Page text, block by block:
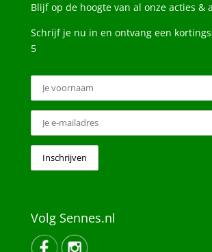
Blijf op de hoogte van al onze acties &
Schrijf je nu in en ontvang een
5
Volg Sennes.nl